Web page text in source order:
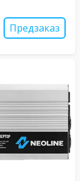
Предзаказ